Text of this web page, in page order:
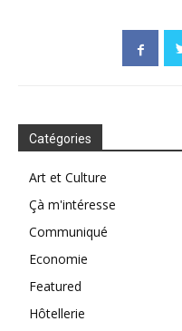
Catégories
Art et Culture
Çà m'intéresse
Communiqué
Economie
Featured
Hôtellerie